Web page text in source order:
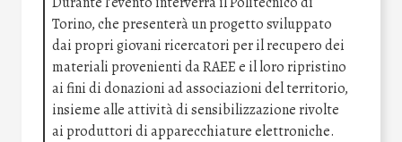
Torino, che presenterà un progetto sviluppato
dai propri giovani ricercatori per il recupero dei
materiali provenienti da RAEE e il loro ripristino
ai fini di donazioni ad associazioni del territorio,
insieme alle attività di sensibilizzazione rivolte
ai produttori di apparecchiature elettroniche.